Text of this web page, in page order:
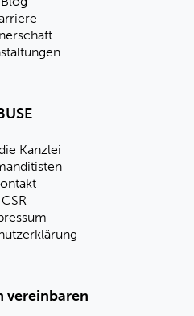
Kanzlei
CSR
vereinbaren